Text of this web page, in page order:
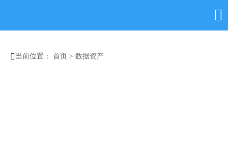

 当前位置： 首页 > 数据资产